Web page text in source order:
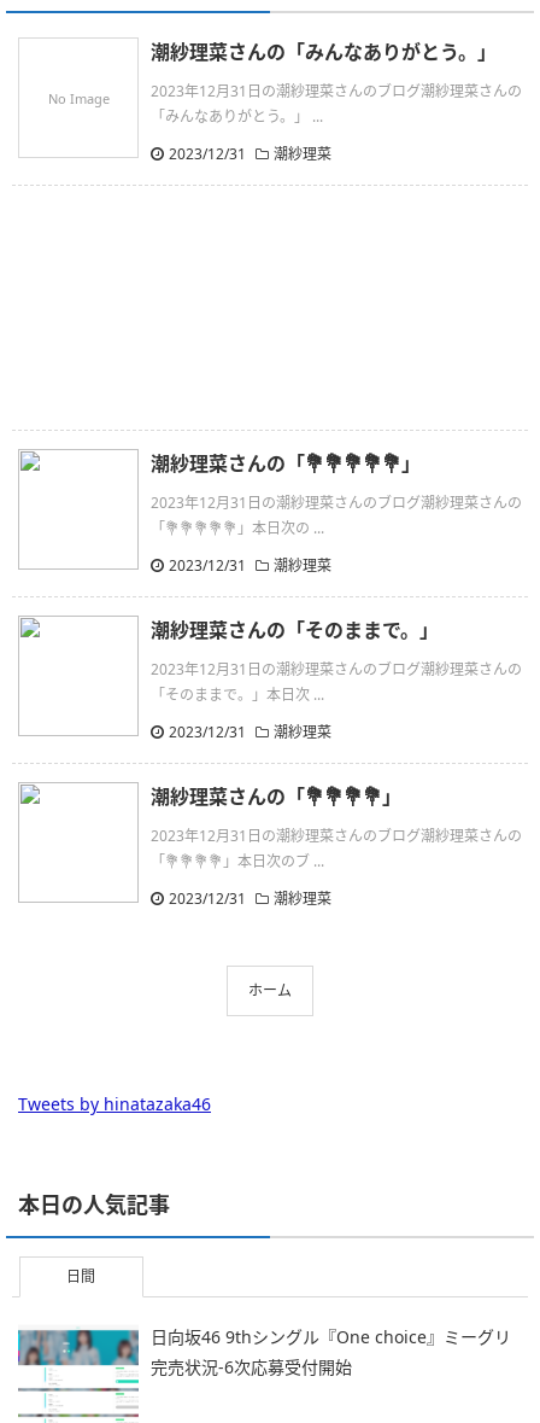
No Image
潮紗理菜さんの「みんなありがとう。」
2023年12月31日の潮紗理菜さんのブログ潮紗理菜さんの
「みんなありがとう。」 ...
2023/12/31
潮紗理菜
潮紗理菜さんの「💐💐💐💐💐」
2023年12月31日の潮紗理菜さんのブログ潮紗理菜さんの
「💐💐💐💐💐」本日次の ...
2023/12/31
潮紗理菜
潮紗理菜さんの「そのままで。」
2023年12月31日の潮紗理菜さんのブログ潮紗理菜さんの
「そのままで。」本日次 ...
2023/12/31
潮紗理菜
潮紗理菜さんの「💐💐💐💐」
2023年12月31日の潮紗理菜さんのブログ潮紗理菜さんの
「💐💐💐💐」本日次のブ ...
2023/12/31
潮紗理菜
ホーム
Tweets by hinatazaka46
本日の人気記事
日間
日向坂46 9thシングル『One choice』ミーグリ
完売状況-6次応募受付開始